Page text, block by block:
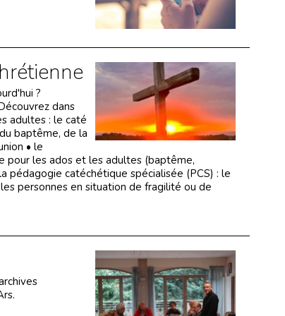
?
dans
adultes : le caté
baptême, de la
• le
pour les ados et les adultes (baptême,
pédagogie catéchétique spécialisée (PCS) : le
personnes en situation de fragilité ou de